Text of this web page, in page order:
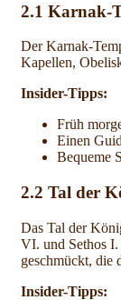
2.1 Karnak-
Der Karnak-
Kapellen,
Insider-Tipps:
Früh
Einen
Bequeme
2.2 Tal der
Das Tal der
VI. und Sethos
geschmückt, die
Insider-Tipps: